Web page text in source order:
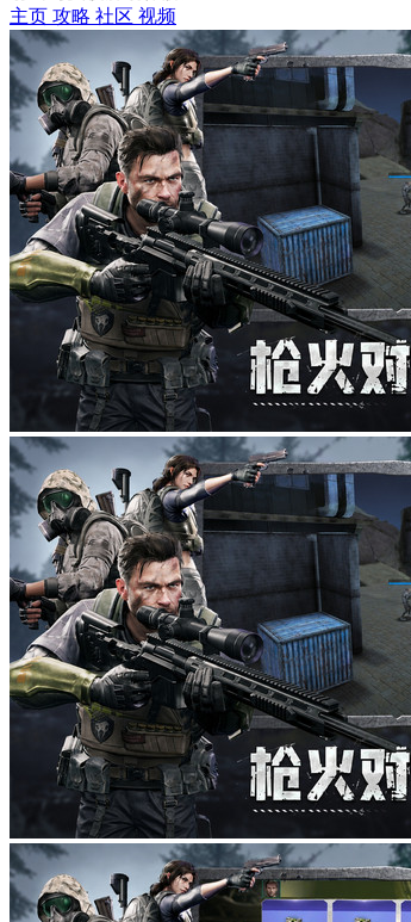
主页 攻略 社区 视频